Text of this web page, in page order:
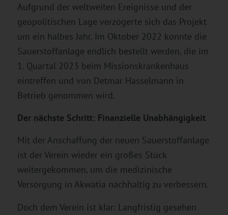
Aufgrund der weltweiten Ereignisse und der
geopolitischen Lage verzögerte sich das Projekt
um ein halbes Jahr. Im Oktober 2022 konnte die
Sauerstoffanlage endlich bestellt werden, die im
1. Quartal 2023 beim Missionskrankenhaus
eintreffen und von Detmar Hasselmann in
Betrieb genommen wird.
Der nächste Schritt: Finanzielle Unabhängigkeit
Mit der Anschaffung der neuen Sauerstoffanlage
ist der Verein wieder ein großes Stück
weitergekommen, um die medizinische
Versorgung in Akwatia nachhaltig zu verbessern.
Doch dem Verein ist klar: Langfristig gesehen